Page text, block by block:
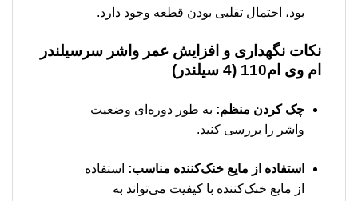
بود، احتمال تقلبی بودن قطعه وجود دارد.
نکات نگهداری و افزایش عمر واشر سرسیلندر
ام وی ام110 (4 سیلندر)
چک کردن منظم: به طور دوره‌ای وضعیت
واشر را بررسی کنید.
استفاده از مایع خنک‌کننده مناسب: استفاده
از مایع خنک‌کننده با کیفیت می‌تواند به